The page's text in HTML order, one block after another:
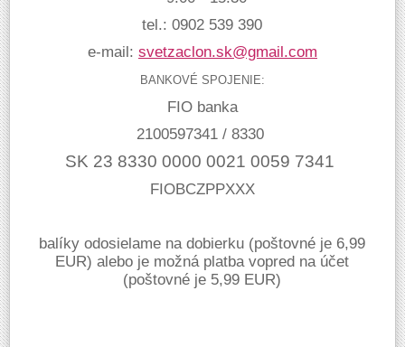
tel.: 0902 539 390
e-mail: svetzaclon.sk@gmail.com
BANKOVÉ SPOJENIE:
FIO banka
2100597341 / 8330
SK 23 8330 0000 0021 0059 7341
FIOBCZPPXXX
balíky odosielame na dobierku (poštovné je 6,99
EUR) alebo je možná platba vopred na účet
(poštovné je 5,99 EUR)